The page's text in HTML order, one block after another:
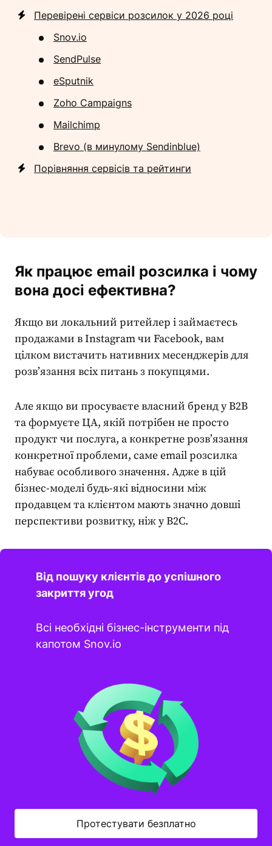
Перевірені сервіси розсилок у 2026 році
Snov.io
SendPulse
eSputnik
Zoho Campaigns
Mailchimp
Brevo (в минулому Sendinblue)
Порівняння сервісів та рейтинги
Як працює email розсилка і чому
вона досі ефективна?
Якщо ви локальний ритейлер і займаєтесь
продажами в Instagram чи Facebook, вам
цілком вистачить нативних месенджерів для
розв’язання всіх питань з покупцями.
Але якщо ви просуваєте власний бренд у B2B
та формуєте ЦА, якій потрібен не просто
продукт чи послуга, а конкретне розв’язання
конкретної проблеми, саме email розсилка
набуває особливого значення. Адже в цій
бізнес-моделі будь-які відносини між
продавцем та клієнтом мають значно довші
перспективи розвитку, ніж у B2C.
Від пошуку клієнтів до успішного
закриття угод
Всі необхідні бізнес-інструменти під
капотом Snov.io
Протестувати безплатно